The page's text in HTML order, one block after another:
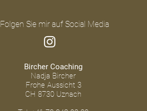
Folgen Sie mir auf Social Media
Bircher Coaching
Nadja Bircher
Frohe Aussicht 3
CH 8730 Uznach